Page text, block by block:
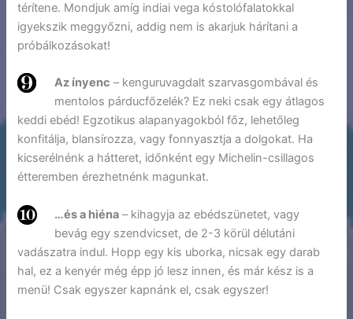
térítene. Mondjuk amíg indiai vega kóstolófalatokkal
igyekszik meggyőzni, addig nem is akarjuk hárítani a
próbálkozásokat!
Az ínyenc – kenguruvagdalt szarvasgombával és
mentolos párducfőzelék? Ez neki csak egy átlagos
keddi ebéd! Egzotikus alapanyagokból főz, lehetőleg
konfitálja, blansírozza, vagy fonnyasztja a dolgokat. Ha
kicserélnénk a hátteret, időnként egy Michelin-csillagos
étteremben érezhetnénk magunkat.
…és a hiéna – kihagyja az ebédszünetet, vagy
bevág egy szendvicset, de 2-3 körül délutáni
vadászatra indul. Hopp egy kis uborka, nicsak egy darab
hal, ez a kenyér még épp jó lesz innen, és már kész is a
menü! Csak egyszer kapnánk el, csak egyszer!